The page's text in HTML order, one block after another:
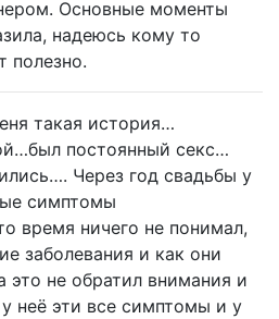
Основные моменты
надеюсь кому то
полезно.
такая история…
постоянный секс…
Через год свадьбы у
симптомы
время ничего не понимал,
заболевания и как они
это не обратил внимания и
неё эти все симптомы и у